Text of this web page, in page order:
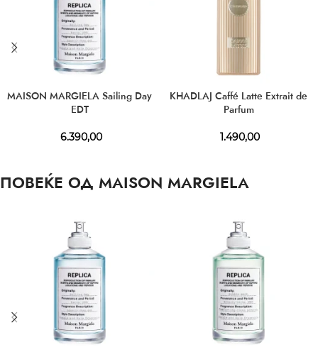
MAISON MARGIELA Sailing Day
EDT
6.390,00
KHADLAJ Caffé Latte Extrait de
Parfum
1.490,00
ПОВЕЌЕ ОД MAISON MARGIELA